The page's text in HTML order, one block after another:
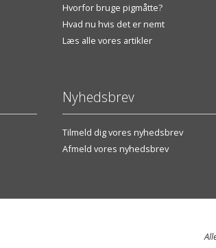
Hvorfor bruge pigmåtte?
Hvad nu hvis det er nemt
Læs alle vores artikler
Nyhedsbrev
Tilmeld dig vores nyhedsbrev
Afmeld vores nyhedsbrev